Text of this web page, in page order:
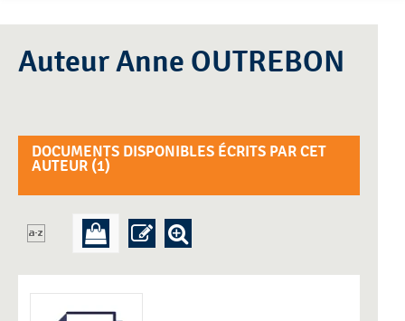
Auteur Anne OUTREBON
DOCUMENTS DISPONIBLES ÉCRITS PAR CET
AUTEUR (1)